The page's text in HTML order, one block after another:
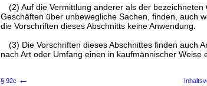
(2) Auf die Vermittlung anderer als der
Geschäften über unbewegliche Sachen, finden, auch
die Vorschriften dieses Abschnitts keine Anwendung.
(3) Die Vorschriften dieses Abschnittes finden auch
nach Art oder Umfang einen in kaufmännischer
§ 92c ←